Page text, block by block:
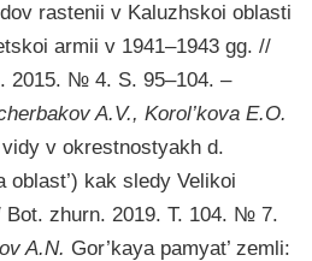
rastenii v Kaluzhskoi oblasti
armii v 1941–1943 gg. //
2015. № 4. S. 95–104. –
A.V., Korol’kova E.O.
v okrestnostyakh d.
oblast’) kak sledy Velikoi
Bot. zhurn. 2019. T. 104. № 7.
A.N. Gor’kaya pamyat’ zemli: